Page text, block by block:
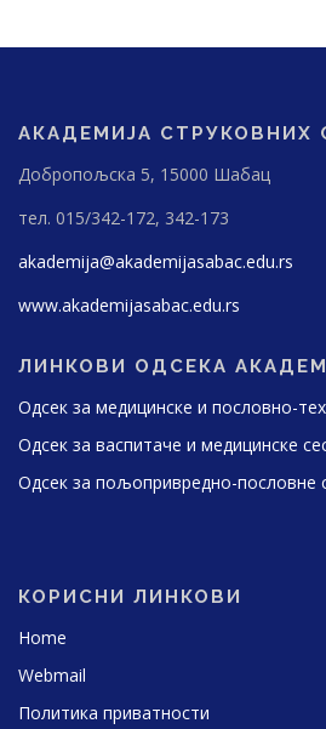
АКАДЕМИЈА СТРУКОВНИХ
Добропољска 5, 15000 Шабац
тел. 015/342-172, 342-173
akademija@akademijasabac.edu.rs
www.akademijasabac.edu.rs
ЛИНКОВИ ОДСЕКА
Одсек за медицинске и пословно-
Одсек за васпитаче и медицинске
Одсек за пољопривредно-пословне
КОРИСНИ ЛИНКОВИ
Home
Webmail
Политика приватности